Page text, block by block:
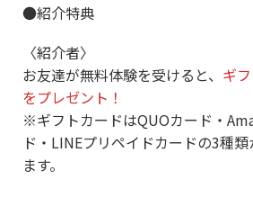
●紹介特典
〈紹介者〉
お友達が無料体験を受けると、 ギ
をプレゼント！
※ギフトカードはQUOカード・
ド・LINEプリペイドカードの3種
ます。